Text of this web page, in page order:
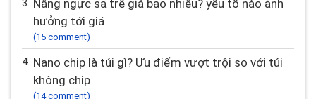
Nâng ngực có giảm tuổi thọ không? Bác sỹ giải
đáp chi tiết
(16 comment)
Nâng ngực sa trễ giá bao nhiêu? yếu tố nào ảnh
hưởng tới giá